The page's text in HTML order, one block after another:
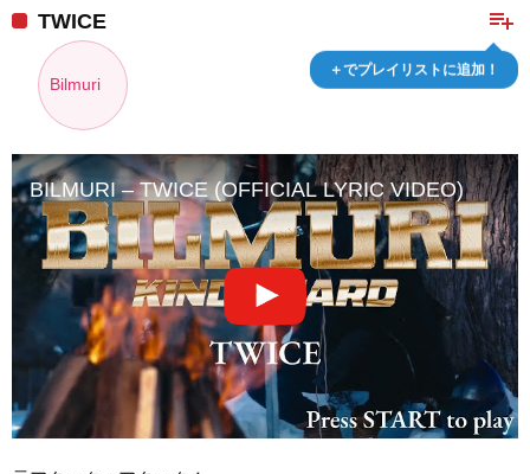
playlist_add
＋でプレイリストに追加！
TWICE
Bilmuri
BILMURI – TWICE (OFFICIAL LYRIC VIDEO)